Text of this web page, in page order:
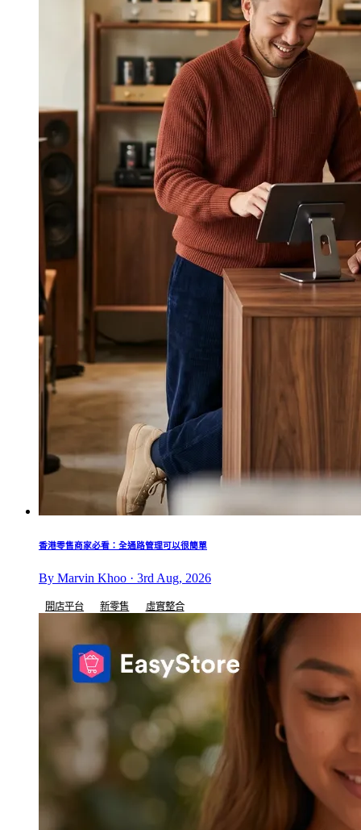
香港零售商家必看：全通路管理可以很簡單
By Marvin Khoo · 3rd Aug, 2026
開店平台 新零售 虛實整合